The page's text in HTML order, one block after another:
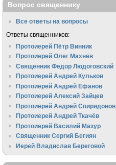
Вопрос священнику
Все ответы на вопросы
Ответы священников:
Протоиерей Пётр Винник
Протоиерей Олег Махнёв
Священник Федор Людоговский
Протоиерей Андрей Кульков
Протоиерей Андрей Ефанов
Протоиерей Алексий Зайцев
Протоиерей Андрей Спиридонов
Протоиерей Андрей Ткачёв
Протоиерей Василий Мазур
Священник Сергий Бегиян
Иерей Владислав Береговой